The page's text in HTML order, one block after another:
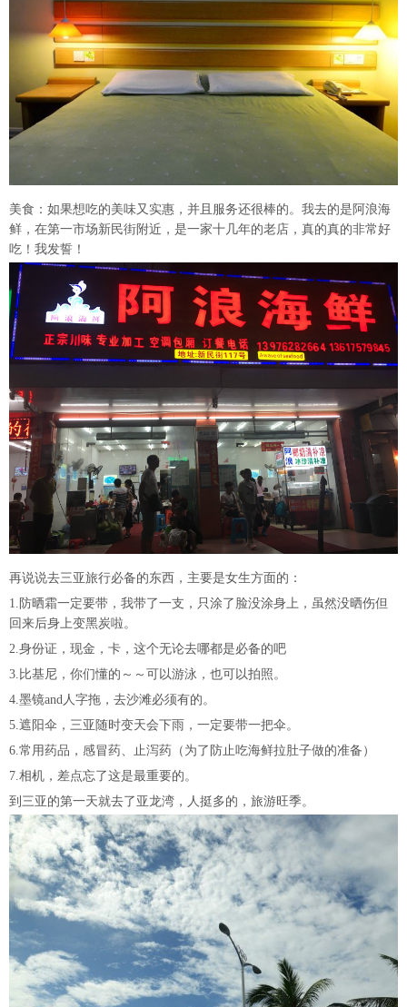
美食：如果想吃的美味又实惠，并且服务还很棒的。我去的是阿浪海
鲜，在第一市场新民街附近，是一家十几年的老店，真的真的非常好
吃！我发誓！
再说说去三亚旅行必备的东西，主要是女生方面的：
1.防晒霜一定要带，我带了一支，只涂了脸没涂身上，虽然没晒伤但
回来后身上变黑炭啦。
2.身份证，现金，卡，这个无论去哪都是必备的吧
3.比基尼，你们懂的～～可以游泳，也可以拍照。
4.墨镜and人字拖，去沙滩必须有的。
5.遮阳伞，三亚随时变天会下雨，一定要带一把伞。
6.常用药品，感冒药、止泻药（为了防止吃海鲜拉肚子做的准备）
7.相机，差点忘了这是最重要的。
到三亚的第一天就去了亚龙湾，人挺多的，旅游旺季。